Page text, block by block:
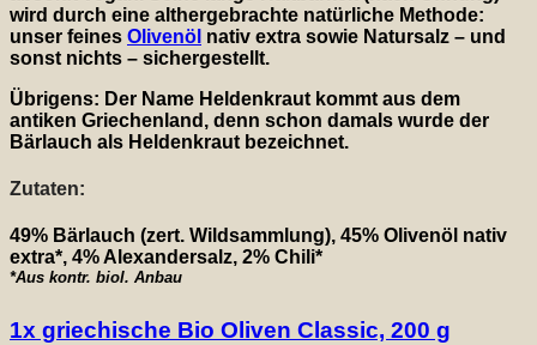
wird durch eine althergebrachte natürliche Methode:
unser feines Olivenöl nativ extra sowie Natursalz – und
sonst nichts – sichergestellt.
Übrigens: Der Name Heldenkraut kommt aus dem
antiken Griechenland, denn schon damals wurde der
Bärlauch als Heldenkraut bezeichnet.
Zutaten:
49% Bärlauch (zert. Wildsammlung), 45% Olivenöl nativ
extra*, 4% Alexandersalz, 2% Chili*
*Aus kontr. biol. Anbau
1x griechische Bio Oliven Classic, 200 g